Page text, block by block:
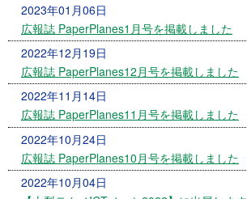
2023年01月06日
広報誌 PaperPlanes1月号を掲載しました
2022年12月19日
広報誌 PaperPlanes12月号を掲載しました
2022年11月14日
広報誌 PaperPlanes11月号を掲載しました
2022年10月24日
広報誌 PaperPlanes10月号を掲載しました
2022年10月04日